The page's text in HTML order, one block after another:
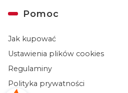
Linki w stopce
Pomoc
Jak kupować
Ustawienia plików cookies
Regulaminy
Polityka prywatności